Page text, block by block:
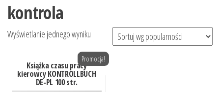
kontrola
Wyświetlanie jednego wyniku
Książka czasu pracy
kierowcy KONTROLLBUCH
DE-PL 100 str.
Promocja!